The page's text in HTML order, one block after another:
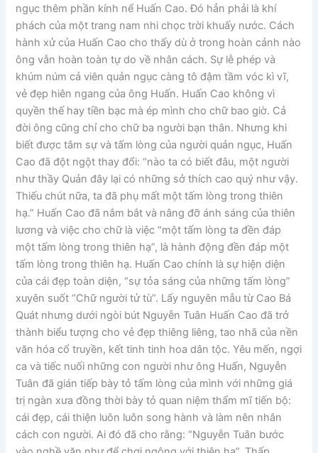
ngục thêm phần kính nể Huấn Cao. Đó hẳn phải là khí
phách của một trang nam nhi chọc trời khuấy nước. Cách
hành xử của Huấn Cao cho thấy dù ở trong hoàn cảnh nào
ông vẫn hoàn toàn tự do về nhân cách. Sự lễ phép và
khúm núm cả viên quản ngục càng tô đậm tầm vóc kì vĩ,
vẻ đẹp hiên ngang của ông Huấn. Huấn Cao không vì
quyền thế hay tiền bạc mà ép mình cho chữ bao giờ. Cả
đời ông cũng chỉ cho chữ ba người bạn thân. Nhưng khi
biết được tâm sự và tấm lòng của người quản ngục, Huấn
Cao đã đột ngột thay đổi: “nào ta có biết đâu, một người
như thầy Quản đây lại có những sở thích cao quý như vậy.
Thiếu chút nữa, ta đã phụ mất một tấm lòng trong thiên
hạ.” Huấn Cao đã nắm bắt và nâng đỡ ánh sáng của thiên
lương và việc cho chữ là việc “một tấm lòng ta đền đáp
một tấm lòng trong thiên hạ”, là hành động đền đáp một
tấm lòng trong thiên hạ. Huấn Cao chính là sự hiện diện
của cái đẹp toàn diện, “sự tỏa sáng của những tấm lòng”
xuyên suốt “Chữ người tử tù”. Lấy nguyên mẫu từ Cao Bá
Quát nhưng dưới ngòi bút Nguyễn Tuân Huấn Cao đã trở
thành biểu tượng cho vẻ đẹp thiêng liêng, tao nhã của nền
văn hóa cổ truyền, kết tinh tinh hoa dân tộc. Yêu mến, ngợi
ca và tiếc nuối những con người như ông Huấn, Nguyễn
Tuân đã gián tiếp bày tỏ tấm lòng của mình với những giá
trị ngàn xưa đồng thời bày tỏ quan niệm thẩm mĩ tiến bộ:
cái đẹp, cái thiện luôn luôn song hành và làm nên nhân
cách con người. Ai đó đã cho rằng: “Nguyễn Tuân bước